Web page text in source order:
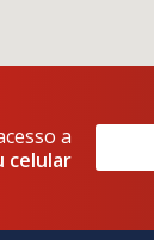
a
celular